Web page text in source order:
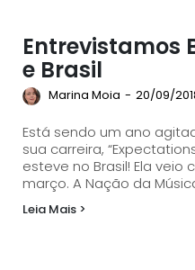
Entrevistamos
e Brasil
Marina Moia - 20/09/
Está sendo um ano
sua carreira,
esteve no Brasil! Ela veio
março. A Nação da
Leia Mais >